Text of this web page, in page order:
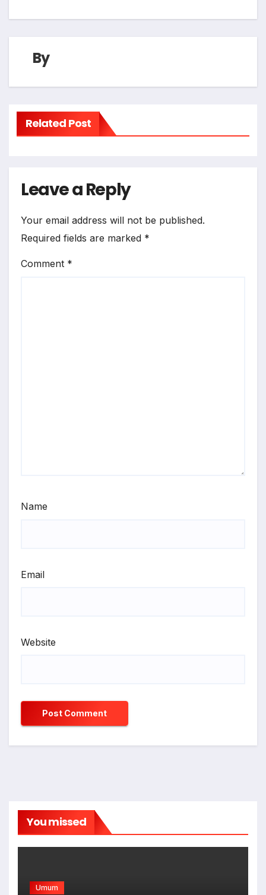
By
Related Post
Leave a Reply
Your email address will not be published.
Required fields are marked *
Comment *
Name
Email
Website
You missed
Umum